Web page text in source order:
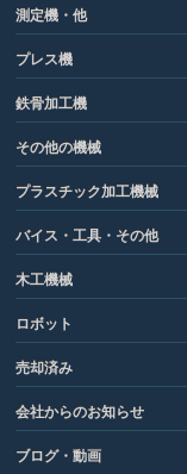
測定機・他
プレス機
鉄骨加工機
その他の機械
プラスチック加工機械
バイス・工具・その他
木工機械
ロボット
売却済み
会社からのお知らせ
ブログ・動画